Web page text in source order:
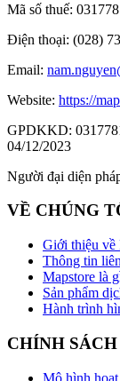
Mã số thuế:
Điện thoại: (028)
Email:
Website: https://
GPDKKD:
04/12/2023
Người đại diện
VỀ CHÚNG
Giới thiệu về
Thông tin
Mapstore là
Sản phẩm
Hành trình
CHÍNH
Mô hình